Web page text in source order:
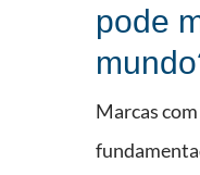
pode
Marcas